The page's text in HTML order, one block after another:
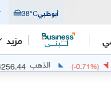
أبوظبي 38°C
مزيد
الذهب 4256.44
+11.0425